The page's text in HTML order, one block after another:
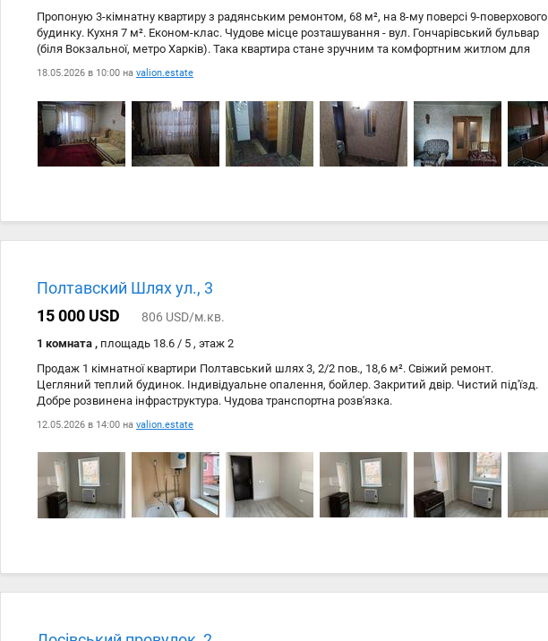
Пропоную 3-кімнатну квартиру з радянським ремонтом, 68 м², на 8-му поверсі 9-поверхового
будинку. Кухня 7 м². Економ-клас. Чудове місце розташування - вул. Гончарівський бульвар
(біля Вокзальної, метро Харків). Така квартира стане зручним та комфортним житлом для
вас і вашої родини. Зателефонуйте зараз, щоб домовитися про перегляд!
18.05.2026 в 10:00 на valion.estate
Полтавский Шлях ул., 3
15 000 USD
806 USD/м.кв.
1 комната , площадь 18.6 / 5 , этаж 2
Продаж 1 кімнатної квартири Полтавський шлях 3, 2/2 пов., 18,6 м². Свіжий ремонт.
Цегляний теплий будинок. Індивідуальне опалення, бойлер. Закритий двір. Чистий під'їзд.
Добре розвинена інфраструктура. Чудова транспортна розв'язка.
12.05.2026 в 14:00 на valion.estate